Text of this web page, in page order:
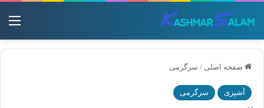
صفحه اصلی / سرگرمی
آشپزی سرگرمی